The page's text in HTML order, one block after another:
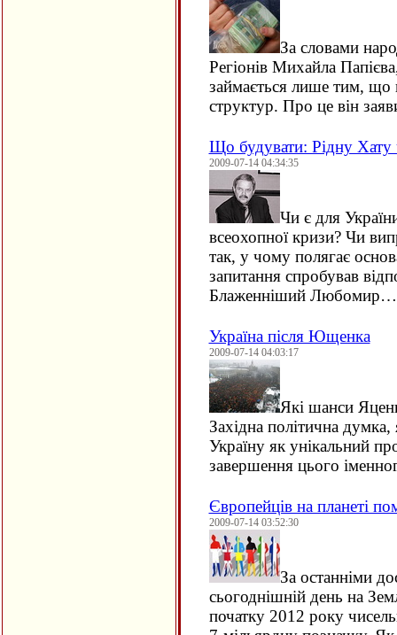
За словами
Регіонів Михайла
займається лише тим, що
структур. Про це він
Що будувати: Рідну Хату
2009-07-14 04:34:35
Чи є для
всеохопної кризи? Чи
так, у чому полягає
запитання спробував
Блаженніший Любомир…
Україна після Ющенка
2009-07-14 04:03:17
Які шанси
Західна політична думка,
Україну як унікальний
завершення цього
Європейців на планеті
2009-07-14 03:52:30
За останніми
сьогоднішній день на
початку 2012 року